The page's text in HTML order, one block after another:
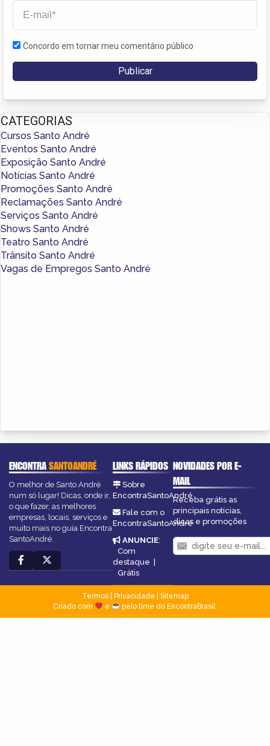
Concordo em tornar meu comentário público
CATEGORIAS
Cursos Santo André
Eventos Santo André
Exposição Santo André
Notícias Santo André
Promoções Santo André
Reclamações Santo André
Serviços Santo André
Shows Santo André
Teatro Santo André
Trânsito Santo André
Vagas de Empregos Santo André
ENCONTRASANTOANDRÉ
O melhor de Santo André
num só lugar! Dicas, onde ir,
o que fazer, as melhores
empresas, locais, serviços e
muito mais no guia Encontra
SantoAndré.
LINKS RÁPIDOS
Sobre
EncontraSantoAndré
Fale com o
EncontraSantoAndré
ANUNCIE:
Com
destaque
Grátis
NOVIDADES POR E-
MAIL
Receba grátis as
principais notícias,
dicas e promoções
Termos| Privacidade
Sitemap
Criado com
e pelo time do EncontraBrasil